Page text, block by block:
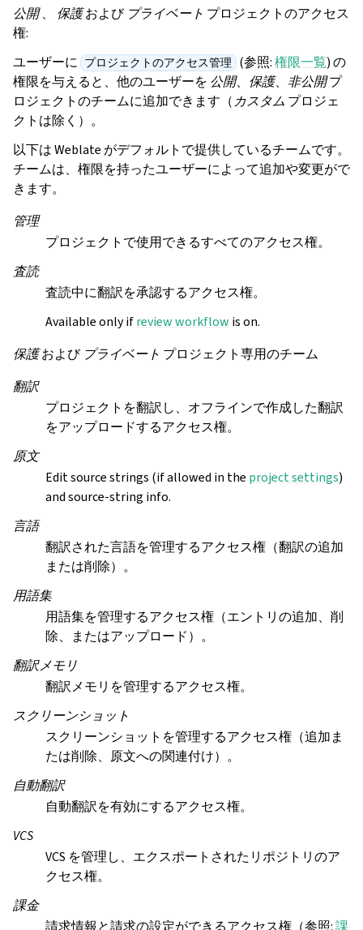
公開、 保護および プライベート プロジェクトのアクセス
権:
ユーザーに プロジェクトのアクセス管理 (参照:権限一覧) の
権限を与えると、他のユーザーを 公開、 保護、 非公開プ
ロジェクトのチームに追加できます（ カスタム プロジェ
クトは除く）。
以下は Weblate がデフォルトで提供しているチームです。
チームは、権限を持ったユーザーによって追加や変更がで
きます。
管理
プロジェクトで使用できるすべてのアクセス権。
査読
査読中に翻訳を承認するアクセス権。
Available only ifreview workflow is on.
保護および プライベート プロジェクト専用のチーム
翻訳
プロジェクトを翻訳し、オフラインで作成した翻訳
をアップロードするアクセス権。
原文
Edit source strings (if allowed in the project settings)
and source-string info.
言語
翻訳された言語を管理するアクセス権（翻訳の追加
または削除）。
用語集
用語集を管理するアクセス権（エントリの追加、削
除、またはアップロード）。
翻訳メモリ
翻訳メモリを管理するアクセス権。
スクリーンショット
スクリーンショットを管理するアクセス権（追加ま
たは削除、原文への関連付け）。
自動翻訳
自動翻訳を有効にするアクセス権。
VCS
VCS を管理し、エクスポートされたリポジトリのア
クセス権。
課金
請求情報と請求の設定ができるアクセス権（参照:課